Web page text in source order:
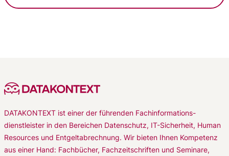
DATAKONTEXT ist einer der führenden Fachinformations-
dienstleister in den Bereichen Datenschutz, IT-Sicherheit, Human
Resources und Entgeltabrechnung. Wir bieten Ihnen Kompetenz
aus einer Hand: Fachbücher, Fachzeitschriften und Seminare,